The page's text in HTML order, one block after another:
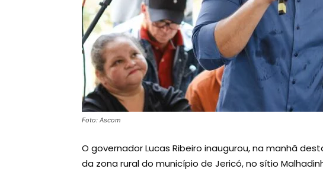
Foto: Ascom
O governador Lucas Ribeiro inaugurou, na manhã
da zona rural do município de Jericó, no sítio